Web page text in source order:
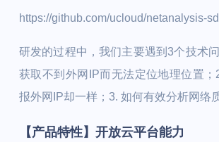
https://github.com/ucloud/netanalysis-
研发的过程中，我们主要遇到3个技术
获取不到外网IP而无法定位地理位置；
报外网IP却一样；3. 如何有效分析网络
【产品特性】开放云平台能力